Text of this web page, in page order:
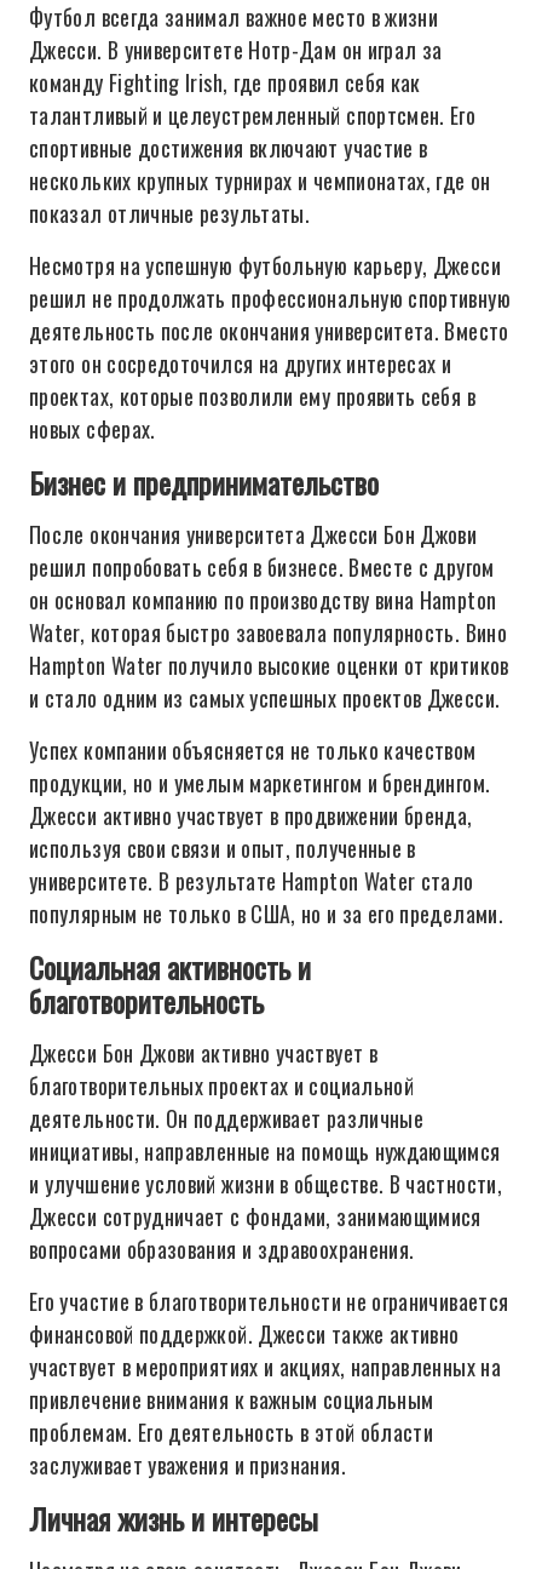
Футбол всегда занимал важное место в жизни
Джесси. В университете Нотр-Дам он играл за
команду Fighting Irish, где проявил себя как
талантливый и целеустремленный спортсмен. Его
спортивные достижения включают участие в
нескольких крупных турнирах и чемпионатах, где он
показал отличные результаты.
Несмотря на успешную футбольную карьеру, Джесси
решил не продолжать профессиональную спортивную
деятельность после окончания университета. Вместо
этого он сосредоточился на других интересах и
проектах, которые позволили ему проявить себя в
новых сферах.
Бизнес и предпринимательство
После окончания университета Джесси Бон Джови
решил попробовать себя в бизнесе. Вместе с другом
он основал компанию по производству вина Hampton
Water, которая быстро завоевала популярность. Вино
Hampton Water получило высокие оценки от критиков
и стало одним из самых успешных проектов Джесси.
Успех компании объясняется не только качеством
продукции, но и умелым маркетингом и брендингом.
Джесси активно участвует в продвижении бренда,
используя свои связи и опыт, полученные в
университете. В результате Hampton Water стало
популярным не только в США, но и за его пределами.
Социальная активность и
благотворительность
Джесси Бон Джови активно участвует в
благотворительных проектах и социальной
деятельности. Он поддерживает различные
инициативы, направленные на помощь нуждающимся
и улучшение условий жизни в обществе. В частности,
Джесси сотрудничает с фондами, занимающимися
вопросами образования и здравоохранения.
Его участие в благотворительности не ограничивается
финансовой поддержкой. Джесси также активно
участвует в мероприятиях и акциях, направленных на
привлечение внимания к важным социальным
проблемам. Его деятельность в этой области
заслуживает уважения и признания.
Личная жизнь и интересы